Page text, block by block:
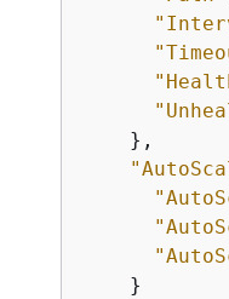
    },
    }